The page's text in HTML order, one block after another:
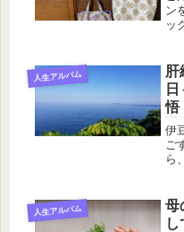
ン
ッ
好
完
は
人生アルバム
肝
悟
伊
ご
ら
人生アルバム
母